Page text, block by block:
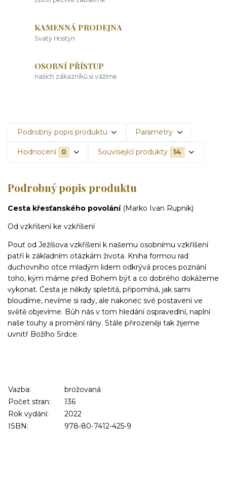
KAMENNÁ PRODEJNA
Svatý Hostýn
OSOBNÍ PŘÍSTUP
našich zákazníků si vážíme
Podrobný popis produktu Parametry
Hodnocení 0 Související produkty 14
Podrobný popis produktu
Cesta křesťanského povolání (Marko Ivan Rupnik)
Od vzkříšení ke vzkříšení
Pouť od Ježíšova vzkříšení k našemu osobnímu vzkříšení
patří k základním otázkám života. Kniha formou rad
duchovního otce mladým lidem odkrývá proces poznání
toho, kým máme před Bohem být a co dobrého dokážeme
vykonat. Cesta je někdy spletitá, připomíná, jak sami
bloudíme, nevíme si rady, ale nakonec své postavení ve
světě objevíme. Bůh nás v tom hledání ospravedlní, naplní
naše touhy a promění rány. Stále přirozeněji tak žijeme
uvnitř Božího Srdce.
Vazba:
brožovaná
Počet stran:
136
Rok vydání:
2022
ISBN:
978-80-7412-425-9